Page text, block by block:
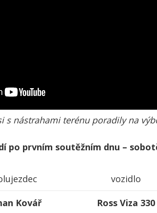
s nástrahami terénu poradily na
po prvním soutěžním dnu –
vozidlo
Kovář Ross Viza 330